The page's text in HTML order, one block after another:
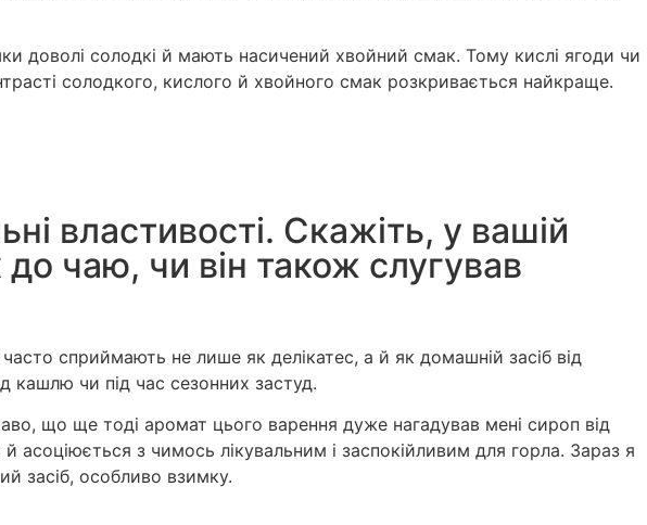
доволі солодкі й мають насичений хвойний смак. Тому кислі ягоди чи
солодкого, кислого й хвойного смак розкривається найкраще.
властивості. Скажіть, у вашій
чаю, чи він також слугував
сприймають не лише як делікатес, а й як домашній засіб від
кашлю чи під час сезонних застуд.
що ще тоді аромат цього варення дуже нагадував мені сироп від
з чимось лікувальним і заспокійливим для горла. Зараз я
засіб, особливо взимку.